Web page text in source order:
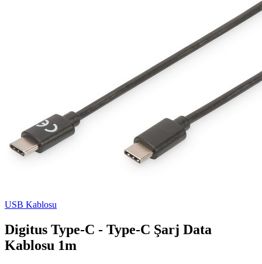
USB Kablosu
Digitus Type-C - Type-C Şarj Data
Kablosu 1m